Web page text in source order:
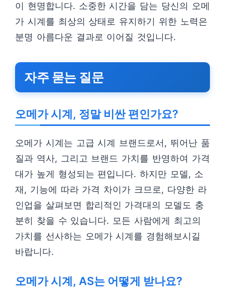
이 현명합니다. 소중한 시간을 담는 당신의 오메
가 시계를 최상의 상태로 유지하기 위한 노력은
분명 아름다운 결과로 이어질 것입니다.
자주 묻는 질문
오메가 시계, 정말 비싼 편인가요?
오메가 시계는 고급 시계 브랜드로서, 뛰어난 품
질과 역사, 그리고 브랜드 가치를 반영하여 가격
대가 높게 형성되는 편입니다. 하지만 모델, 소
재, 기능에 따라 가격 차이가 크므로, 다양한 라
인업을 살펴보면 합리적인 가격대의 모델도 충
분히 찾을 수 있습니다. 모든 사람에게 최고의
가치를 선사하는 오메가 시계를 경험해보시길
바랍니다.
오메가 시계, AS는 어떻게 받나요?